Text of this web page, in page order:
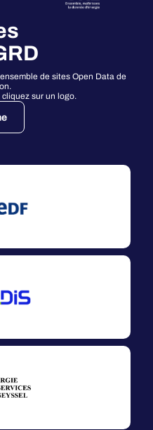
de sites Open Data de
sur un logo.